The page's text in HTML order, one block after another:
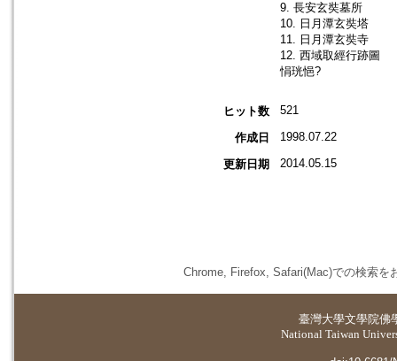
9. 長安玄奘墓所
10. 日月潭玄奘塔
11. 日月潭玄奘寺
12. 西域取經行跡圖
悁珖悒?
ヒット数 521
作成日 1998.07.22
更新日期 2014.05.15
Chrome, Firefox, Safari(Mac)での検索を
臺灣大學文學院佛
National Taiwan